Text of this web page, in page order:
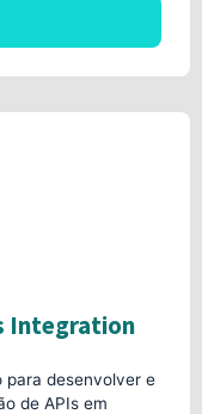
Integration
para desenvolver e
de APIs em